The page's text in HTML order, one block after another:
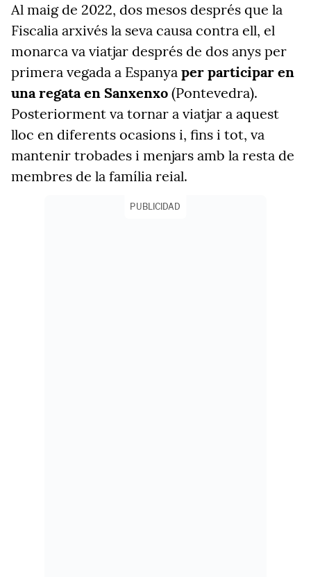
Al maig de 2022, dos mesos després que la
Fiscalia arxivés la seva causa contra ell, el
monarca va viatjar després de dos anys per
primera vegada a Espanya per participar en
una regata en Sanxenxo (Pontevedra).
Posteriorment va tornar a viatjar a aquest
lloc en diferents ocasions i, fins i tot, va
mantenir trobades i menjars amb la resta de
membres de la família reial.
PUBLICIDAD